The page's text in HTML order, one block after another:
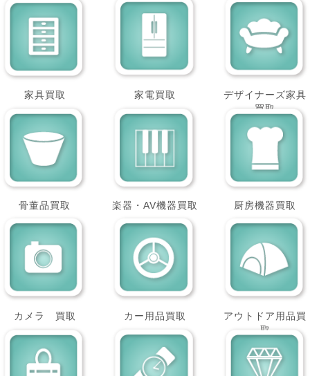
家具買取 家電買取
デザイナーズ家具
買取
骨董品買取 楽器・AV機器買取 厨房機器買取
カメラ 買取 カー用品買取
アウトドア用品買
取